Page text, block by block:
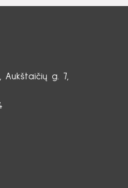
Aukštaičių g. 7,